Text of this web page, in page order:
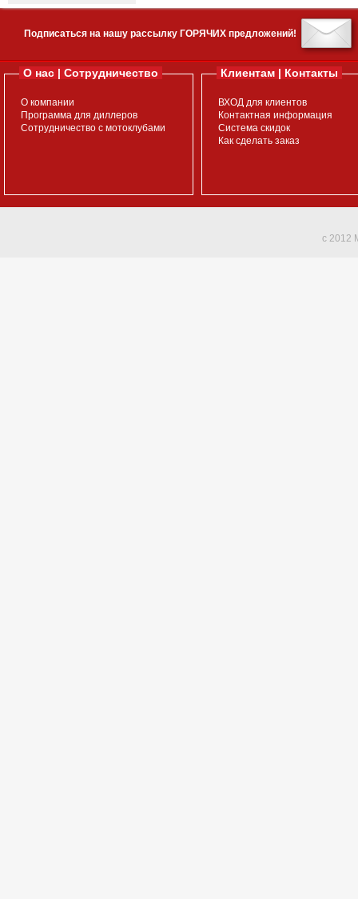
Подписаться на нашу рассылку ГОРЯЧИХ предложений!
О нас | Сотрудничество
О компании
Программа для диллеров
Сотрудничество с мотоклубами
Клиентам | Контакты
ВХОД для клиентов
Контактная информация
Система скидок
Как сделать заказ
c 2012